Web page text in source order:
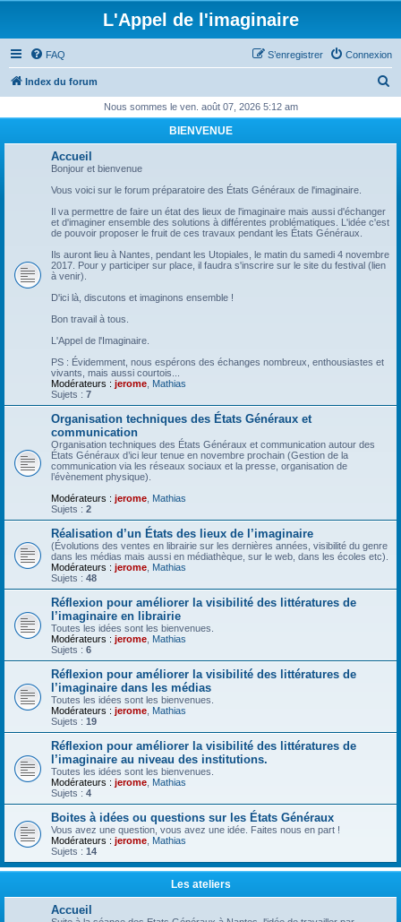
L'Appel de l'imaginaire
FAQ Connexion
S’enregistrer
Index du forum
h
Nous sommes le ven. août 07, 2026 5:12 am
BIENVENUE
Accueil
Bonjour et bienvenue
Vous voici sur le forum préparatoire des États Généraux de l'imaginaire.
Il va permettre de faire un état des lieux de l'imaginaire mais aussi d'échanger
et d'imaginer ensemble des solutions à différentes problématiques. L'idée c'est
de pouvoir proposer le fruit de ces travaux pendant les États Généraux.
Ils auront lieu à Nantes, pendant les Utopiales, le matin du samedi 4 novembre
2017. Pour y participer sur place, il faudra s'inscrire sur le site du festival (lien
à venir).
D'ici là, discutons et imaginons ensemble !
Bon travail à tous.
L'Appel de l'Imaginaire.
PS : Évidemment, nous espérons des échanges nombreux, enthousiastes et
vivants, mais aussi courtois...
Modérateurs : jerome Mathias
Sujets : 7
Organisation techniques des États Généraux et
communication
Organisation techniques des États Généraux et communication autour des
États Généraux d’ici leur tenue en novembre prochain (Gestion de la
communication via les réseaux sociaux et la presse, organisation de
l’évènement physique).
Modérateurs : jerome Mathias
Sujets : 2
Réalisation d’un États des lieux de l’imaginaire
(Évolutions des ventes en librairie sur les dernières années, visibilité du genre
dans les médias mais aussi en médiathèque, sur le web, dans les écoles etc).
Modérateurs : jerome Mathias
Sujets : 48
Réflexion pour améliorer la visibilité des littératures de
l’imaginaire en librairie
Toutes les idées sont les bienvenues.
Modérateurs : jerome Mathias
Sujets : 6
Réflexion pour améliorer la visibilité des littératures de
l’imaginaire dans les médias
Toutes les idées sont les bienvenues.
Modérateurs : jerome Mathias
Sujets : 19
Réflexion pour améliorer la visibilité des littératures de
l’imaginaire au niveau des institutions.
Toutes les idées sont les bienvenues.
Modérateurs : jerome Mathias
Sujets : 4
Boites à idées ou questions sur les États Généraux
Vous avez une question, vous avez une idée. Faites nous en part !
Modérateurs : jerome Mathias
Sujets : 14
Les ateliers
Accueil